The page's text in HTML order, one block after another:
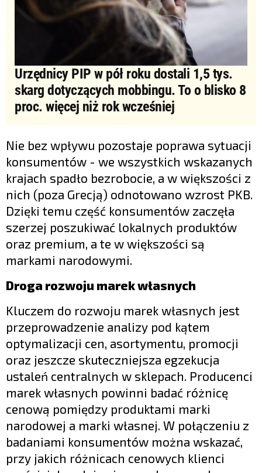
Urzędnicy PIP w pół roku dostali 1,5 tys.
skarg dotyczących mobbingu. To o blisko 8
proc. więcej niż rok wcześniej
Nie bez wpływu pozostaje poprawa sytuacji
konsumentów - we wszystkich wskazanych
krajach spadło bezrobocie, a w większości z
nich (poza Grecją) odnotowano wzrost PKB.
Dzięki temu część konsumentów zaczęła
szerzej poszukiwać lokalnych produktów
oraz premium, a te w większości są
markami narodowymi.
Droga rozwoju marek własnych
Kluczem do rozwoju marek własnych jest
przeprowadzenie analizy pod kątem
optymalizacji cen, asortymentu, promocji
oraz jeszcze skuteczniejsza egzekucja
ustaleń centralnych w sklepach. Producenci
marek własnych powinni badać różnicę
cenową pomiędzy produktami marki
narodowej a marki własnej. W połączeniu z
badaniami konsumentów można wskazać,
przy jakich różnicach cenowych klienci